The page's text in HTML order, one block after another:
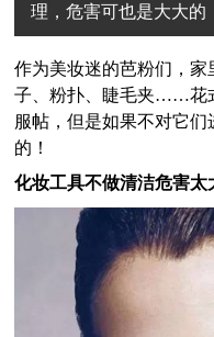
理，危害可也是大大的
作为美妆迷的芭粉们，家
子、粉扑、睫毛夹……花
服帖，但是如果不对它
的！
化妆工具不做清洁危害太